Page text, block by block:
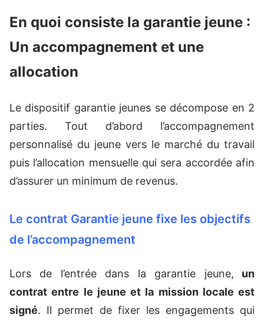
En quoi consiste la garantie jeune :
Un accompagnement et une
allocation
Le dispositif garantie jeunes se décompose en 2
parties. Tout d’abord l’accompagnement
personnalisé du jeune vers le marché du travail
puis l’allocation mensuelle qui sera accordée afin
d’assurer un minimum de revenus.
Le contrat Garantie jeune fixe les objectifs
de l’accompagnement
Lors de l’entrée dans la garantie jeune, un
contrat entre le jeune et la mission locale est
signé. Il permet de fixer les engagements qui